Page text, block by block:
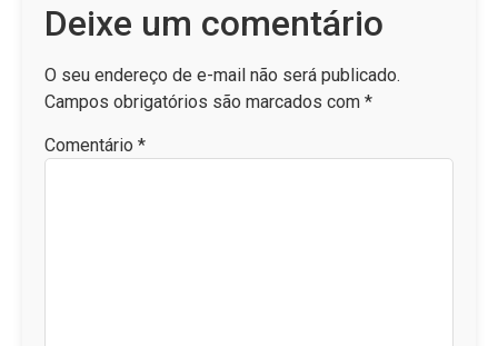
Deixe um comentário
O seu endereço de e-mail não será publicado.
Campos obrigatórios são marcados com *
Comentário *